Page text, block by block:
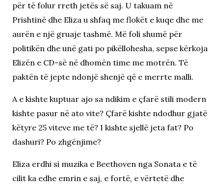
për të folur rreth jetës së saj. U takuam në
Prishtinë dhe Eliza u shfaq me flokët e kuqe dhe me
aurën e një gruaje tashmë. Më foli shumë për
politikën dhe unë gati po pikëllohesha, sepse kërkoja
Elizën e CD-së në dhomën time me motrën. Të
paktën të jepte ndonjë shenjë që e merrte malli.
A e kishte kuptuar ajo sa ndikim e çfarë stili modern
kishte pasur në ato vite? Çfarë kishte ndodhur gjatë
këtyre 25 viteve me të? I kishte sjellë jeta fat? Po
dashuri? Po zhgënjime?
Eliza erdhi si muzika e Beethoven nga Sonata e të
cilit ka edhe emrin e saj, e fortë, e vërtetë dhe